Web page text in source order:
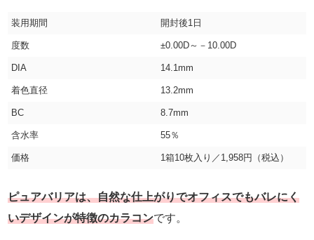
装用期間 開封後1日
度数 ±0.00D～－10.00D
DIA 14.1mm
着色直径 13.2mm
BC 8.7mm
含水率 55％
価格 1箱10枚入り／1,958円（税込）
ピュアバリアは、自然な仕上がりでオフィスでもバレにく
いデザインが特徴のカラコンです。